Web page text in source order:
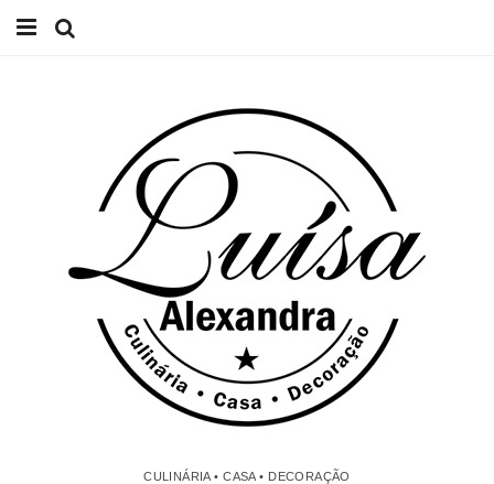
CULINÁRIA • CASA • DECORAÇÃO